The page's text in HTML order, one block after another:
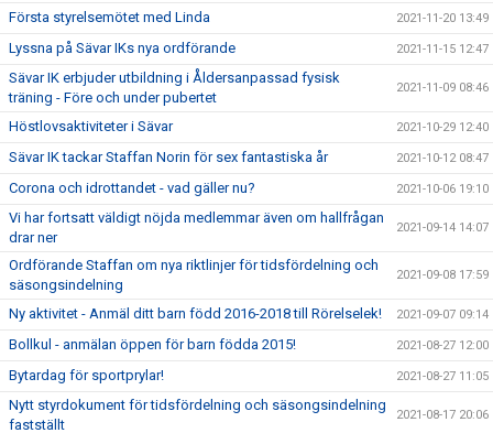
Första styrelsemötet med Linda 2021-11-20 13:49
Lyssna på Sävar IKs nya ordförande 2021-11-15 12:47
Sävar IK erbjuder utbildning i Åldersanpassad fysisk
träning - Före och under pubertet
2021-11-09 08:46
Höstlovsaktiviteter i Sävar 2021-10-29 12:40
Sävar IK tackar Staffan Norin för sex fantastiska år 2021-10-12 08:47
Corona och idrottandet - vad gäller nu? 2021-10-06 19:10
Vi har fortsatt väldigt nöjda medlemmar även om hallfrågan
drar ner
2021-09-14 14:07
Ordförande Staffan om nya riktlinjer för tidsfördelning och
säsongsindelning
2021-09-08 17:59
Ny aktivitet - Anmäl ditt barn född 2016-2018 till Rörelselek! 2021-09-07 09:14
Bollkul - anmälan öppen för barn födda 2015! 2021-08-27 12:00
Bytardag för sportprylar! 2021-08-27 11:05
Nytt styrdokument för tidsfördelning och säsongsindelning
fastställt
2021-08-17 20:06